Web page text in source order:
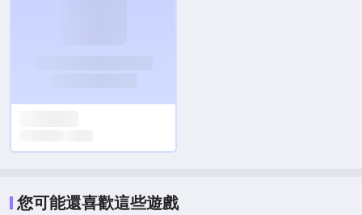
您可能還喜歡這些遊戲